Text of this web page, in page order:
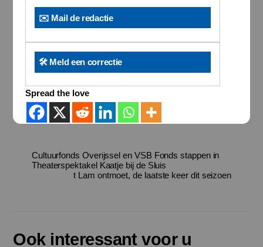
✉️ Mail de redactie
🛠️ Meld een correctie
Spread the love
Cultuurfonds Overijssel en VSB Fonds stappen in
Theaterspektakel Kaatje bij de Sluis
t Lam ontmoet, de laatste keer dit seizoen
Ook interessant voor u